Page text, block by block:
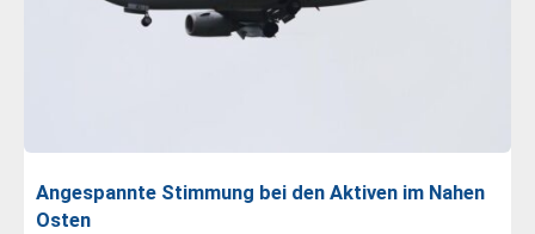
Angespannte Stimmung bei den Aktiven im Nahen
Osten